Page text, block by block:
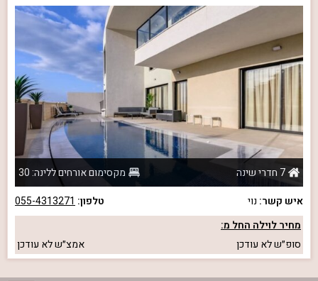
7 חדרי שינה
מקסימום אורחים ללינה: 30
איש קשר: נוי טלפון: 055-4313271
מחיר לוילה החל מ:
סופ״שלא עודכן אמצ״שלא עודכן